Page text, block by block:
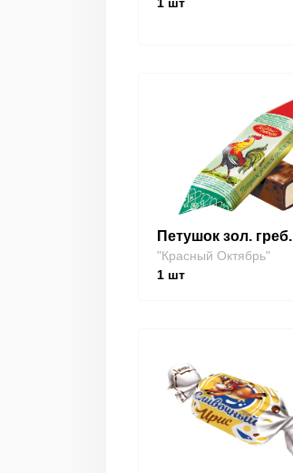
Петушок зол. греб.
"Красный Октябрь"
1 шт